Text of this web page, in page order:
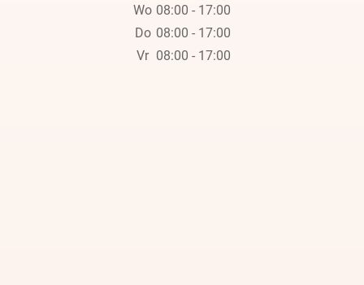
Wo 08:00 - 17:00
Do 08:00 - 17:00
Vr 08:00 - 17:00